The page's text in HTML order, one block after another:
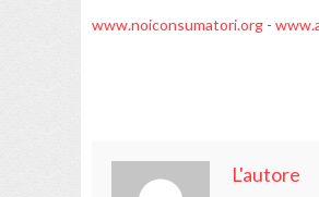
www.noiconsumatori.org -
L'autore